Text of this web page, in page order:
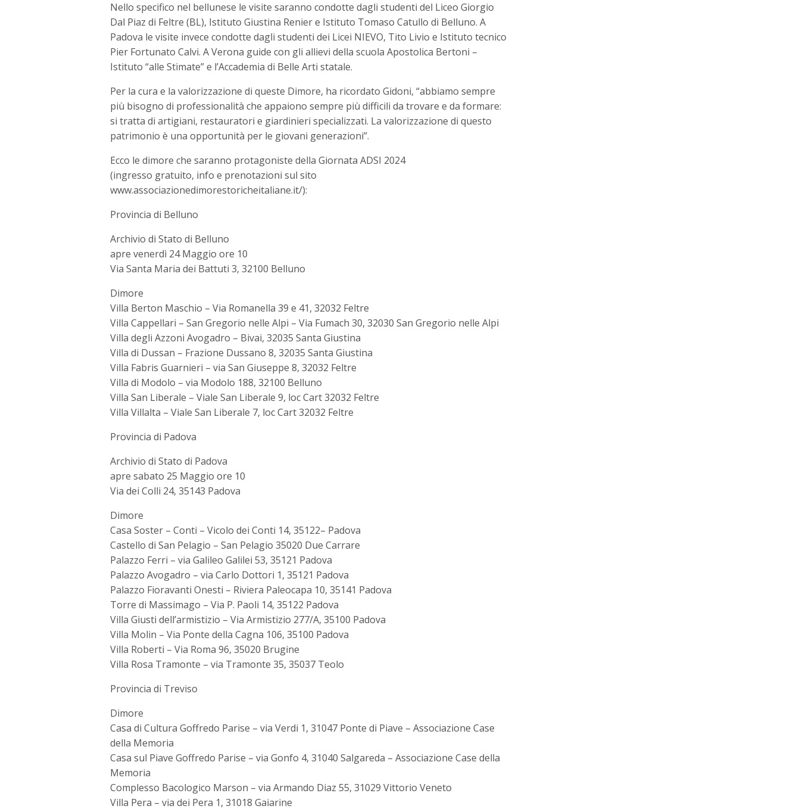
Nello specifico nel bellunese le visite saranno condotte dagli studenti del Liceo Giorgio
Dal Piaz di Feltre (BL), Istituto Giustina Renier e Istituto Tomaso Catullo di Belluno. A
Padova le visite invece condotte dagli studenti dei Licei NIEVO, Tito Livio e Istituto tecnico
Pier Fortunato Calvi. A Verona guide con gli allievi della scuola Apostolica Bertoni –
Istituto “alle Stimate” e l’Accademia di Belle Arti statale.
Per la cura e la valorizzazione di queste Dimore, ha ricordato Gidoni, “abbiamo sempre
più bisogno di professionalità che appaiono sempre più difficili da trovare e da formare:
si tratta di artigiani, restauratori e giardinieri specializzati. La valorizzazione di questo
patrimonio è una opportunità per le giovani generazioni”.
Ecco le dimore che saranno protagoniste della Giornata ADSI 2024
(ingresso gratuito, info e prenotazioni sul sito
www.associazionedimorestoricheitaliane.it/):
Provincia di Belluno
Archivio di Stato di Belluno
apre venerdì 24 Maggio ore 10
Via Santa Maria dei Battuti 3, 32100 Belluno
Dimore
Villa Berton Maschio – Via Romanella 39 e 41, 32032 Feltre
Villa Cappellari – San Gregorio nelle Alpi – Via Fumach 30, 32030 San Gregorio nelle Alpi
Villa degli Azzoni Avogadro – Bivai, 32035 Santa Giustina
Villa di Dussan – Frazione Dussano 8, 32035 Santa Giustina
Villa Fabris Guarnieri – via San Giuseppe 8, 32032 Feltre
Villa di Modolo – via Modolo 188, 32100 Belluno
Villa San Liberale – Viale San Liberale 9, loc Cart 32032 Feltre
Villa Villalta – Viale San Liberale 7, loc Cart 32032 Feltre
Provincia di Padova
Archivio di Stato di Padova
apre sabato 25 Maggio ore 10
Via dei Colli 24, 35143 Padova
Dimore
Casa Soster – Conti – Vicolo dei Conti 14, 35122– Padova
Castello di San Pelagio – San Pelagio 35020 Due Carrare
Palazzo Ferri – via Galileo Galilei 53, 35121 Padova
Palazzo Avogadro – via Carlo Dottori 1, 35121 Padova
Palazzo Fioravanti Onesti – Riviera Paleocapa 10, 35141 Padova
Torre di Massimago – Via P. Paoli 14, 35122 Padova
Villa Giusti dell’armistizio – Via Armistizio 277/A, 35100 Padova
Villa Molin – Via Ponte della Cagna 106, 35100 Padova
Villa Roberti – Via Roma 96, 35020 Brugine
Villa Rosa Tramonte – via Tramonte 35, 35037 Teolo
Provincia di Treviso
Dimore
Casa di Cultura Goffredo Parise – via Verdi 1, 31047 Ponte di Piave – Associazione Case
della Memoria
Casa sul Piave Goffredo Parise – via Gonfo 4, 31040 Salgareda – Associazione Case della
Memoria
Complesso Bacologico Marson – via Armando Diaz 55, 31029 Vittorio Veneto
Villa Pera – via dei Pera 1, 31018 Gaiarine